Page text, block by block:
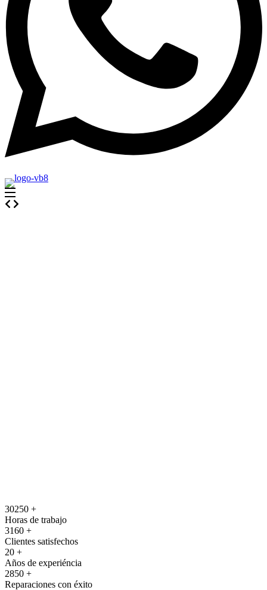
30250 +
Horas de trabajo
3160 +
Clientes satisfechos
20 +
Años de experiéncia
2850 +
Reparaciones con éxito